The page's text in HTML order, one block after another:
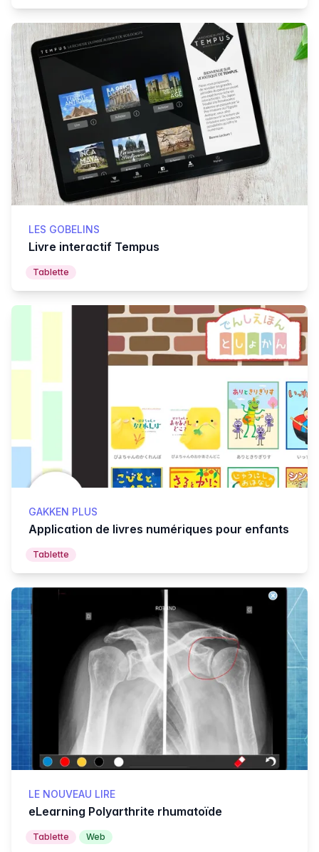
LES GOBELINS
Livre interactif Tempus
Tablette
GAKKEN PLUS
Application de livres numériques pour enfants
Tablette
LE NOUVEAU LIRE
eLearning Polyarthrite rhumatoïde
Tablette Web